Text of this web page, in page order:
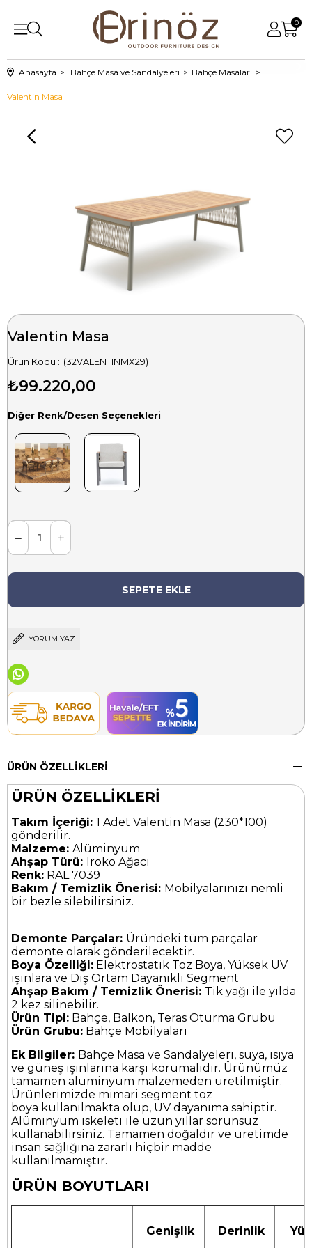
0
Anasayfa Bahçe Masa ve Sandalyeleri Bahçe Masaları
Valentin Masa
Valentin Masa
(32VALENTINMX29)
₺99.220,00
Diğer Renk/Desen Seçenekleri
YORUM YAZ
ÜRÜN ÖZELLIKLERI
ÜRÜN ÖZELLİKLERİ
Takım İçeriği: 1 Adet Valentin Masa (230*100)
gönderilir.
Malzeme: Alüminyum
Ahşap Türü: Iroko Ağacı
Renk: RAL 7039
Bakım / Temizlik Önerisi: Mobilyalarınızı nemli
bir bezle silebilirsiniz.
Demonte Parçalar: Üründeki tüm parçalar
demonte olarak gönderilecektir.
Boya Özelliği: Elektrostatik Toz Boya, Yüksek UV
ışınlara ve Dış Ortam Dayanıklı Segment
Ahşap Bakım / Temizlik Önerisi: Tik yağı ile yılda
2 kez silinebilir.
Ürün Tipi: Bahçe, Balkon, Teras Oturma Grubu
Ürün Grubu: Bahçe Mobilyaları
Ek Bilgiler: Bahçe Masa ve Sandalyeleri, suya, ısıya
ve güneş ışınlarına karşı korumalıdır. Ürünümüz
tamamen alüminyum malzemeden üretilmiştir.
Ürünlerimizde mimari segment toz
boya kullanılmakta olup, UV dayanıma sahiptir.
Alüminyum iskeleti ile uzun yıllar sorunsuz
kullanabilirsiniz. Tamamen doğaldır ve üretimde
insan sağlığına zararlı hiçbir madde
kullanılmamıştır.
ÜRÜN BOYUTLARI
Genişlik Derinlik